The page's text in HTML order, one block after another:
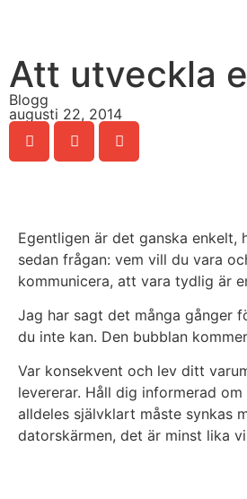
Att utveckla
Blogg
augusti 22, 2014
Egentligen är det ganska enkelt,
sedan frågan: vem vill du vara
kommunicera, att vara tydlig är
Jag har sagt det många gånger
du inte kan. Den bubblan
Var konsekvent och lev ditt
levererar. Håll dig informerad
alldeles självklart måste synkas
datorskärmen, det är minst lika